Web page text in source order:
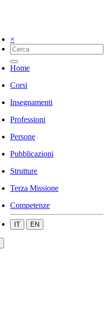
×
Home
Corsi
Insegnamenti
Professioni
Persone
Pubblicazioni
Strutture
Terza Missione
Competenze
IT EN